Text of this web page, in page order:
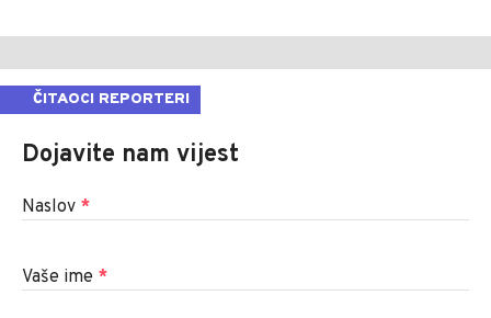
ČITAOCI REPORTERI
Dojavite nam vijest
Naslov *
Vaše ime *